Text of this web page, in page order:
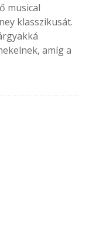
musical
klasszikusát.
amíg a